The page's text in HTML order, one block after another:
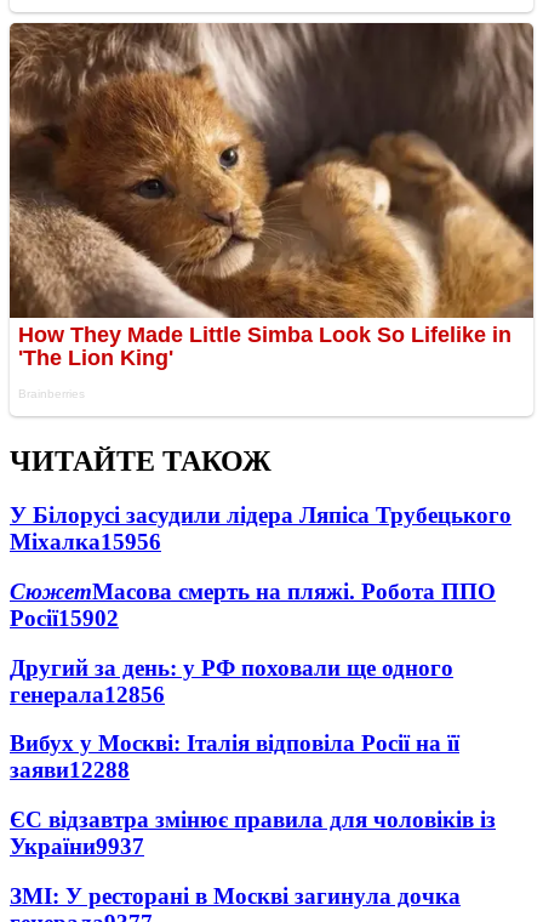
ЧИТАЙТЕ ТАКОЖ
У Білорусі засудили лідера Ляпіса Трубецького
Міхалка15956
СюжетМасова смерть на пляжі. Робота ППО
Росії15902
Другий за день: у РФ поховали ще одного
генерала12856
Вибух у Москві: Італія відповіла Росії на її
заяви12288
ЄС відзавтра змінює правила для чоловіків із
України9937
ЗМІ: У ресторані в Москві загинула дочка